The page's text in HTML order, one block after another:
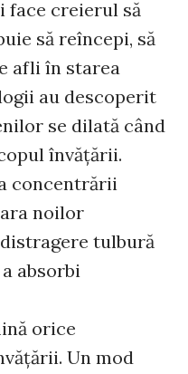
creierul să
să reîncepi, să
afli în starea
au descoperit
se dilată când
învăţării.
concentrării
noilor
tulbură
absorbi
orice
Un mod